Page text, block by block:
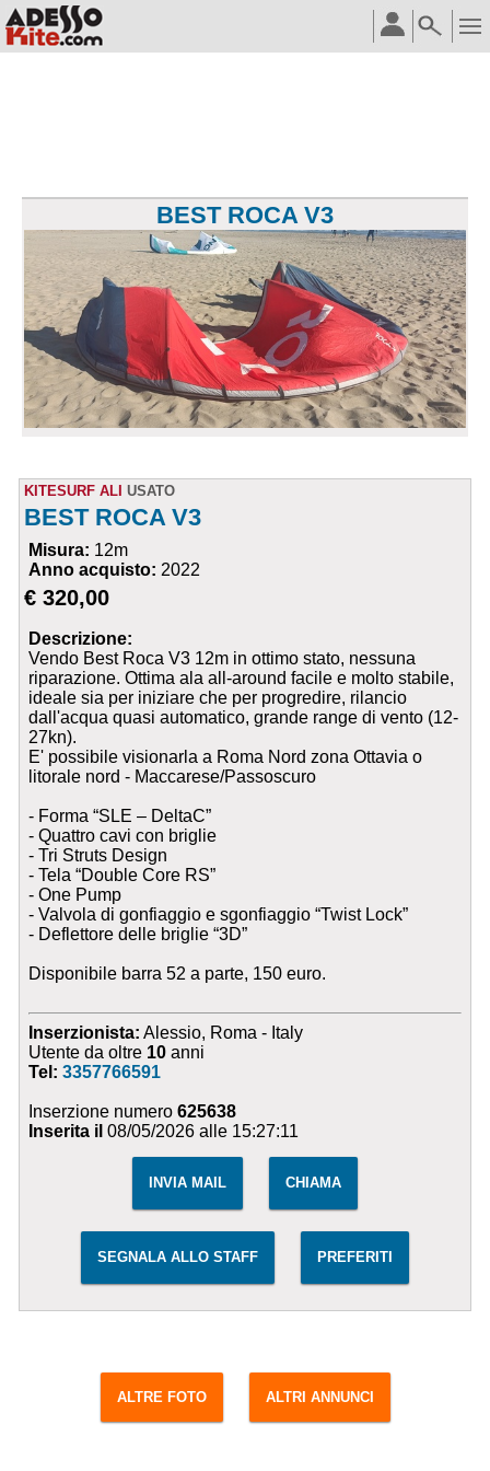
BEST ROCA V3
KITESURF ALI USATO
BEST ROCA V3
Misura: 12m
Anno acquisto: 2022
€ 320,00
Descrizione:
Vendo Best Roca V3 12m in ottimo stato, nessuna
riparazione. Ottima ala all-around facile e molto stabile,
ideale sia per iniziare che per progredire, rilancio
dall'acqua quasi automatico, grande range di vento (12-
27kn).
E' possibile visionarla a Roma Nord zona Ottavia o
litorale nord - Maccarese/Passoscuro
- Forma “SLE – DeltaC”
- Quattro cavi con briglie
- Tri Struts Design
- Tela “Double Core RS”
- One Pump
- Valvola di gonfiaggio e sgonfiaggio “Twist Lock”
- Deflettore delle briglie “3D”
Disponibile barra 52 a parte, 150 euro.
Inserzionista: Alessio, Roma - Italy
Utente da oltre 10 anni
Tel:3357766591
Inserzione numero625638
Inserita il 08/05/2026 alle 15:27:11
INVIA MAIL CHIAMA
SEGNALA ALLO STAFF PREFERITI
ALTRE FOTO ALTRI ANNUNCI